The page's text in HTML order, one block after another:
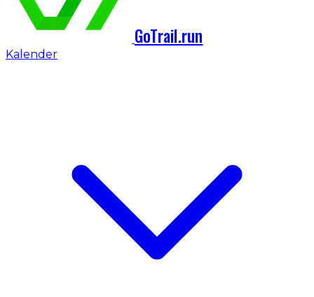
GoTrail.run
Kalender